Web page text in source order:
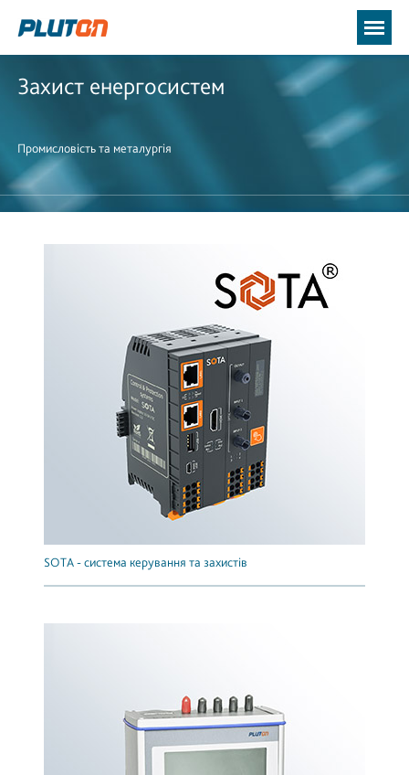
Захист енергосистем
Промисловість та металургія
SOTA - система керування та захистів